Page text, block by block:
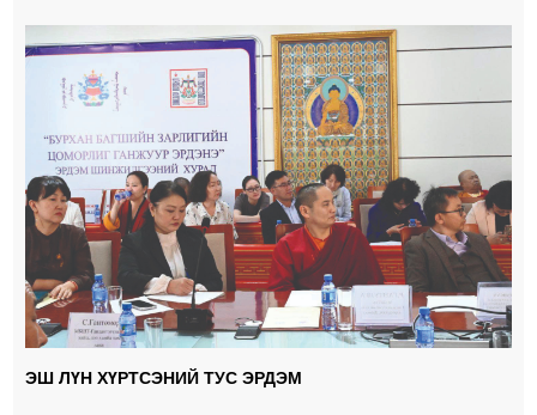
ЭШ ЛҮН ХҮРТСЭНИЙ ТУС ЭРДЭМ